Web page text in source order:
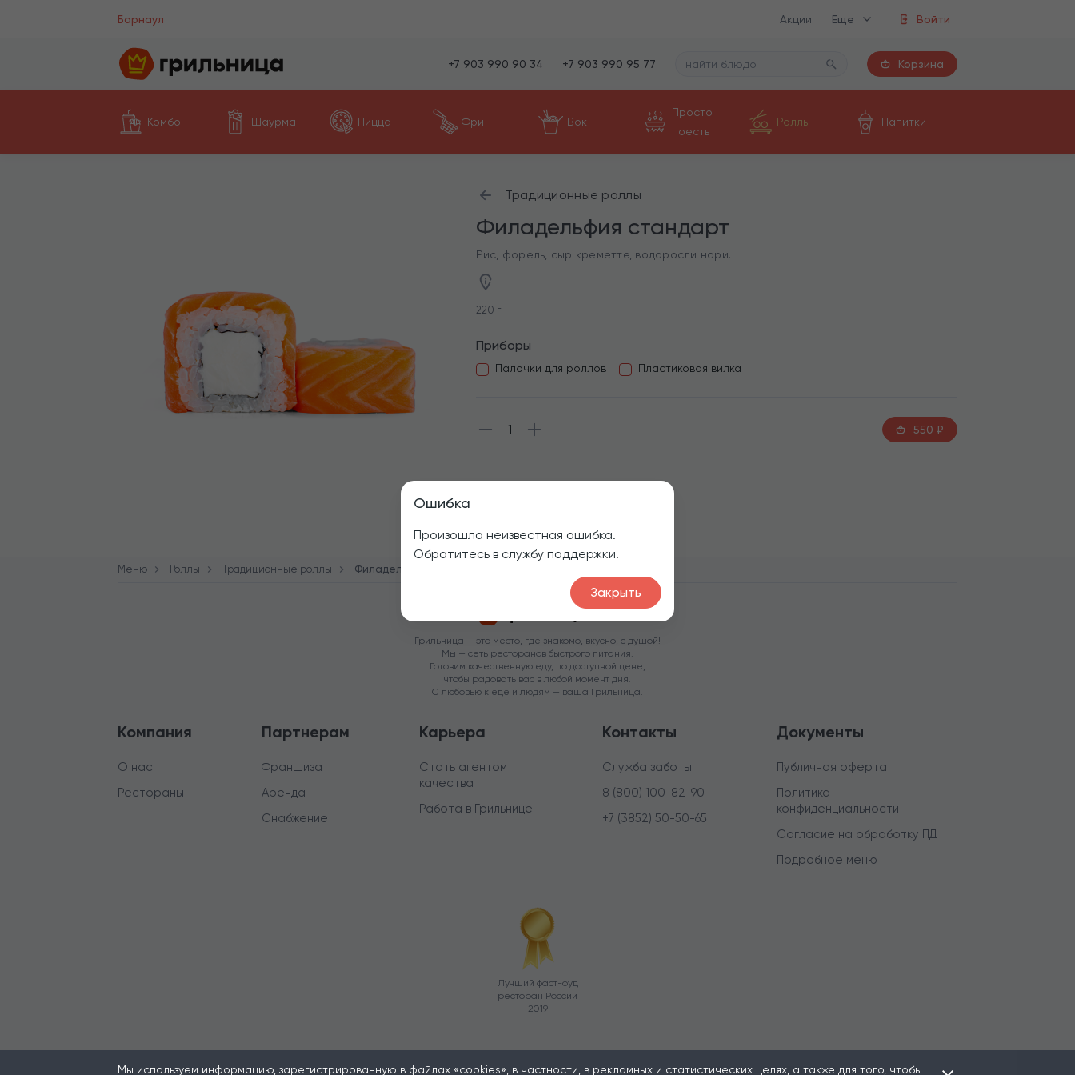
Барнаул Акции Еще Войти
+7 903 990 90 34 +7 903 990 95 77 Корзина
Комбо Шаурма Пицца Фри Вок
Просто
поесть
Роллы Напитки
Ошибка
Произошла неизвестная ошибка.
Обратитесь в службу поддержки.
Закрыть
Традиционные роллы
Филадельфия стандарт
Рис, форель, сыр креметте, водоросли нори.
220 г
Приборы
Палочки для роллов Пластиковая вилка
1 550 ₽
Меню Роллы Традиционные роллы Филадельфия стандарт
Мы используем информацию, зарегистрированную в файлах «cookies», в частности, в рекламных и статистических целях, а также для того, чтобы
Грильница — это место, где знакомо, вкусно, с душой!
Мы — сеть ресторанов быстрого питания.
Готовим качественную еду, по доступной цене,
чтобы радовать вас в любой момент дня.
С любовью к еде и людям — ваша Грильница.
Компания
О нас
Рестораны
Партнерам
Франшиза
Аренда
Снабжение
Карьера
Стать агентом
качества
Работа в Грильнице
Контакты
Служба заботы
8 (800) 100-82-90
+7 (3852) 50-50-65
Документы
Публичная оферта
Политика
конфиденциальности
Согласие на обработку ПД
Подробное меню
Лучший фаст-фуд
ресторан России
2019